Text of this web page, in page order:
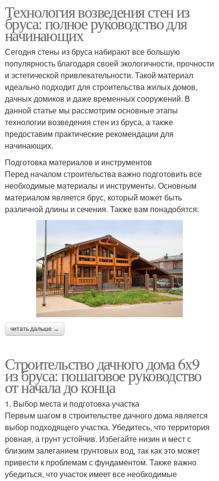
Технология возведения стен из
бруса: полное руководство для
начинающих
Сегодня стены из бруса набирают все большую
популярность благодаря своей экологичности, прочности
и эстетической привлекательности. Такой материал
идеально подходит для строительства жилых домов,
дачных домиков и даже временных сооружений. В
данной статье мы рассмотрим основные этапы
технологии возведения стен из бруса, а также
предоставим практические рекомендации для
начинающих.
Подготовка материалов и инструментов
Перед началом строительства важно подготовить все
необходимые материалы и инструменты. Основным
материалом является брус, который может быть
различной длины и сечения. Также вам понадобятся:
читать дальше →
Строительство дачного дома 6х9
из бруса: пошаговое руководство
от начала до конца
1. Выбор места и подготовка участка
Первым шагом в строительстве дачного дома является
выбор подходящего участка. Убедитесь, что территория
ровная, а грунт устойчив. Избегайте низин и мест с
близким залеганием грунтовых вод, так как это может
привести к проблемам с фундаментом. Также важно
убедиться, что участок имеет все необходимые